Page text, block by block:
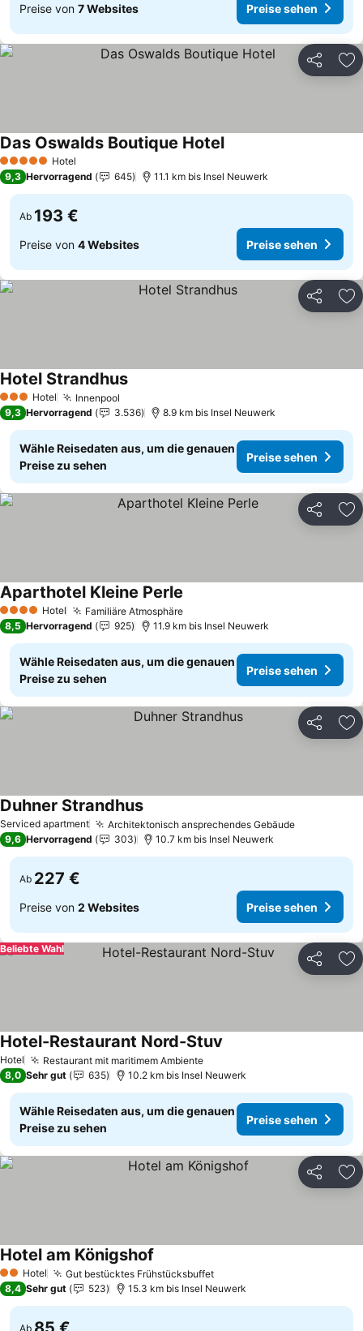
Preise von 7 Websites Preise sehen
Teilen
5 Sterne Hotel
Das Oswalds Boutique HotelPreise sehen
9,3 Hervorragend 645 11.1 km bis Insel Neuwerk
Ab 193 €
Preise von 4 Websites Preise sehen
Teilen
3 SterneHotel Innenpool
Hotel StrandhusPreise sehen
9,3 Hervorragend 3.536 8.9 km bis Insel Neuwerk
Wähle Reisedaten aus, um die genauen
Preise zu sehen
Preise sehen
Teilen
4 Sterne Hotel Familiäre AtmosphärePreise sehen
Aparthotel Kleine Perle
8,5 Hervorragend 925 11.9 km bis Insel Neuwerk
Wähle Reisedaten aus, um die genauen
Preise zu sehen
Preise sehen
Teilen
Serviced apartment Architektonisch ansprechendes GebäudePreise
Duhner StrandhusPreise sehen
9,6 Hervorragend 303 10.7 km bis Insel Neuwerk
Ab 227 €
Preise von 2 Websites Preise sehen
Teilen
Beliebte Wahl
Hotel Restaurant mit maritimem AmbientePreise sehen
Hotel-Restaurant Nord-Stuv
8,0 Sehr gut 635 10.2 km bis Insel Neuwerk
Wähle Reisedaten aus, um die genauen
Preise zu sehen
Preise sehen
Teilen
2 Sterne
Hotel Gut bestücktes FrühstücksbuffetPreise sehen
Hotel am Königshof
8,4 Sehr gut 523 15.3 km bis Insel Neuwerk
Ab